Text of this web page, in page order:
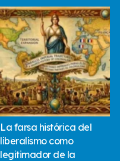
La farsa histórica del
liberalismo como
legitimador de la